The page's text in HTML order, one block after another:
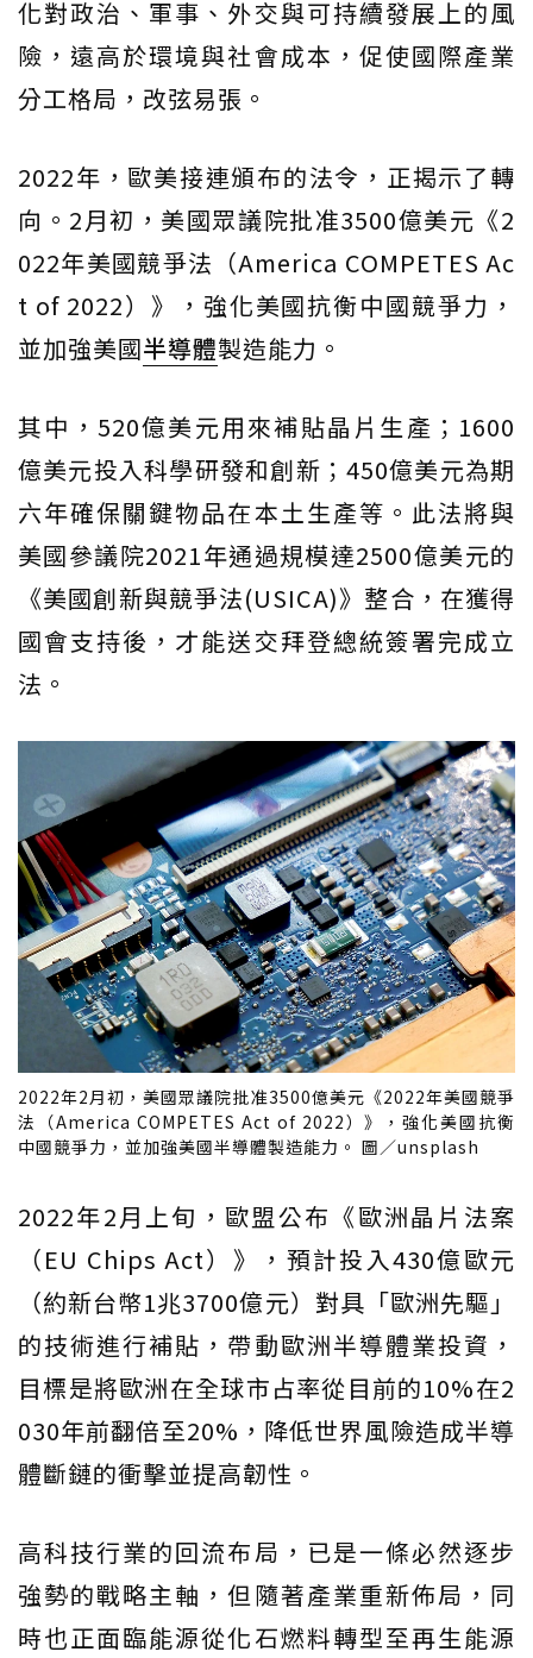
化對政治、軍事、外交與可持續發展上的風
險，遠高於環境與社會成本，促使國際產業
分工格局，改弦易張。
2022年，歐美接連頒布的法令，正揭示了轉
向。2月初，美國眾議院批准3500億美元《2
022年美國競爭法（America COMPETES Ac
t of 2022）》，強化美國抗衡中國競爭力，
並加強美國半導體製造能力。
其中，520億美元用來補貼晶片生產；1600
億美元投入科學研發和創新；450億美元為期
六年確保關鍵物品在本土生產等。此法將與
美國參議院2021年通過規模達2500億美元的
《美國創新與競爭法(USICA)》整合，在獲得
國會支持後，才能送交拜登總統簽署完成立
法。
2022年2月初，美國眾議院批准3500億美元《2022年美國競爭
法（America COMPETES Act of 2022）》，強化美國抗衡
中國競爭力，並加強美國半導體製造能力。 圖／unsplash
2022年2月上旬，歐盟公布《歐洲晶片法案
（EU Chips Act）》，預計投入430億歐元
（約新台幣1兆3700億元）對具「歐洲先驅」
的技術進行補貼，帶動歐洲半導體業投資，
目標是將歐洲在全球市占率從目前的10%在2
030年前翻倍至20%，降低世界風險造成半導
體斷鏈的衝擊並提高韌性。
高科技行業的回流布局，已是一條必然逐步
強勢的戰略主軸，但隨著產業重新佈局，同
時也正面臨能源從化石燃料轉型至再生能源